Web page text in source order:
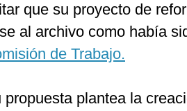
que su proyecto de
al archivo como había
de Trabajo.
propuesta plantea la